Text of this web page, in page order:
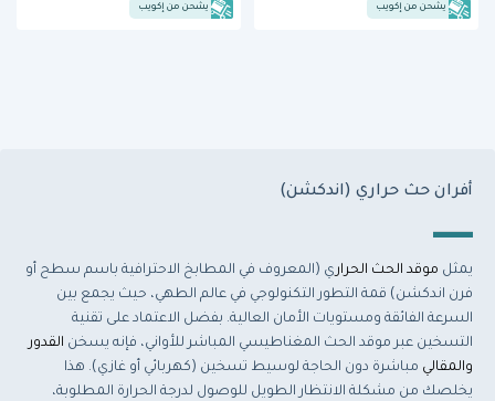
يشحن من إكويب يشحن من إكويب
أفران حث حراري (اندكشن)
يمثل موقد الحث الحرار ي (المعروف في المطابخ الاحترافية باسم سطح أو
فرن اندكشن) قمة التطور التكنولوجي في عالم الطهي، حيث يجمع بين
السرعة الفائقة ومستويات الأمان العالية. بفضل الاعتماد على تقنية
التسخين عبر موقد الحث المغناطيسي المباشر للأواني، فإنه يسخن القدور
والمقالي مباشرة دون الحاجة لوسيط تسخين (كهربائي أو غازي). هذا
يخلصك من مشكلة الانتظار الطويل للوصول لدرجة الحرارة المطلوبة،